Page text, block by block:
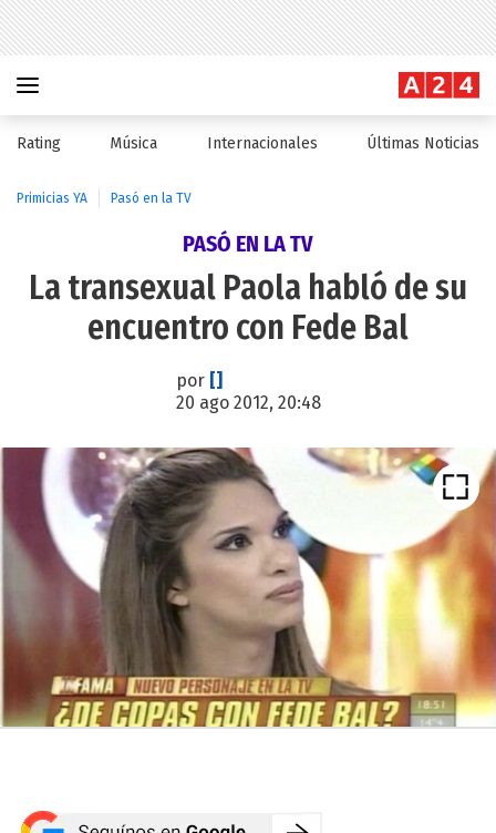
Rating Música Internacionales Últimas Noticias
Primicias YA Pasó en la TV
PASÓ EN LA TV
La transexual Paola habló de su
encuentro con Fede Bal
por []
20 ago 2012, 20:48